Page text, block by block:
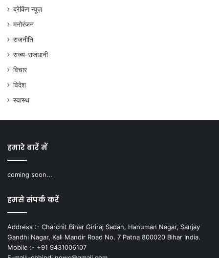
ब्रेकिंग न्यूज़
मनोरंजन
राजनीति
राज्य-राजधानी
विचार
विदेश
स्वास्थ
हमारे बारें में
coming soon...
हमसे संपर्क करें
Address :- Charchit Bihar Giriraj Sadan, Hanuman Nagar, Sanjay
Gandhi Nagar, Kali Mandir Road No. 7 Patna 800020 Bihar India.
Mobile :- +91 9431006107